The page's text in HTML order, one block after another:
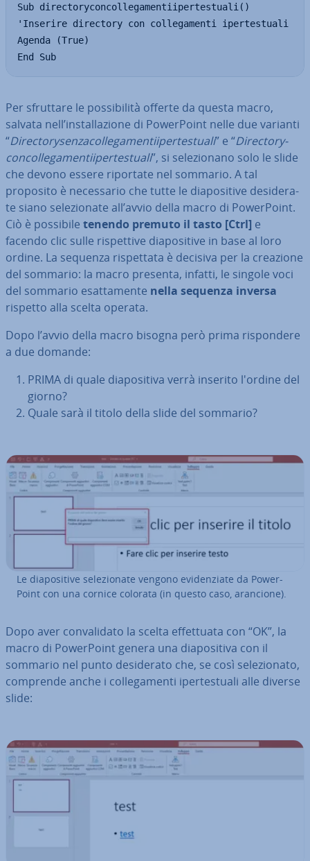
Sub directoryconcollegamentiipertestuali()
'Inserire directory con collegamenti ipertestuali
Agenda (True)
End Sub
Per sfruttare le pos­si­bi­li­tà offerte da questa macro,
salvata nell’in­stal­la­zio­ne di Po­wer­Point nelle due varianti
“Di­rec­to­ry­sen­za­col­le­ga­men­tii­per­te­stua­li” e “Di­rec­to­ry­
con­col­le­ga­men­tii­per­te­stua­li”, si se­le­zio­na­no solo le slide
che devono essere riportate nel sommario. A tal
proposito è ne­ces­sa­rio che tutte le dia­po­si­ti­ve de­si­de­ra­
te siano se­le­zio­na­te all’avvio della macro di Po­wer­Point.
Ciò è possibile tenendo premuto il tasto [Ctrl] e
facendo clic sulle ri­spet­ti­ve dia­po­si­ti­ve in base al loro
ordine. La sequenza ri­spet­ta­ta è decisiva per la creazione
del sommario: la macro presenta, infatti, le singole voci
del sommario esat­ta­men­te nella sequenza inversa
rispetto alla scelta operata.
Dopo l’avvio della macro bisogna però prima ri­spon­de­re
a due domande:
PRIMA di quale dia­po­si­ti­va verrà inserito l'ordine del
giorno?
Quale sarà il titolo della slide del sommario?
Le dia­po­si­ti­ve se­le­zio­na­te vengono evi­den­zia­te da Po­wer­
Point con una cornice colorata (in questo caso, arancione).
Dopo aver con­va­li­da­to la scelta ef­fet­tua­ta con “OK”, la
macro di Po­wer­Point genera una dia­po­si­ti­va con il
sommario nel punto de­si­de­ra­to che, se così se­le­zio­na­to,
comprende anche i col­le­ga­men­ti iper­te­stua­li alle diverse
slide: